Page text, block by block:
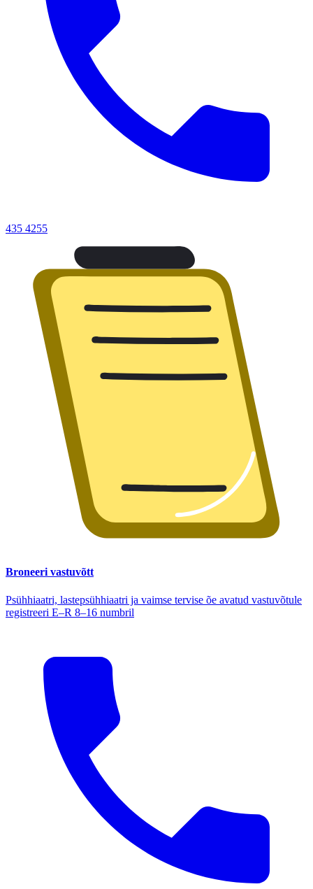
435 4255
Broneeri vastuvõtt
Psühhiaatri, lastepsühhiaatri ja vaimse tervise õe avatud vastuvõtule
registreeri E–R 8–16 numbril